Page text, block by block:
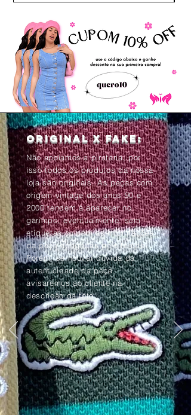
Original x Fake:
Não apoiamos a pirataria, por
isso todos os produtos da nossa
loja são originais. As peças com
origem vintage dos anos 90 e
2000 tendem à aparecer no
garimpo, eventualmente, sem
etiquetas ou com as informações
da peça apagadas pelo tempo.
Porém, se houver dúvida da
autenticidade da peça,
avisaremos ao cliente na
descrição da foto.